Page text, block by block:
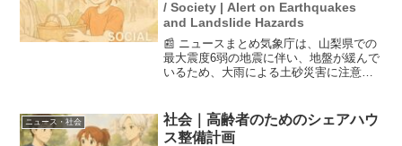
/ Society | Alert on Earthquakes
and Landslide Hazards
📰 ニュースまとめ気象庁は、山梨県での
最大震度6弱の地震に伴い、地盤が緩んで
いるため、大雨による土砂災害に注意が
強い揺れを伴う地震の可能性も指摘され
ており、住民に対し...
ニュース・社会
社会｜高齢者のためのシェアハウ
ス整備計画